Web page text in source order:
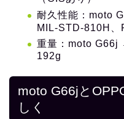
耐久性能：moto
MIL‑STD‑810H
重量：moto
192g
moto G66jと
しく